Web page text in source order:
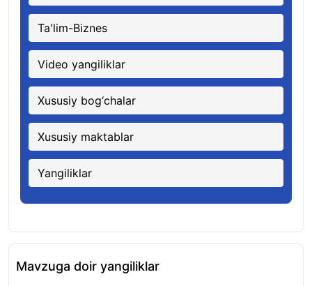
Ta'lim-Biznes
Video yangiliklar
Xususiy bog‘chalar
Xususiy maktablar
Yangiliklar
Mavzuga doir yangiliklar